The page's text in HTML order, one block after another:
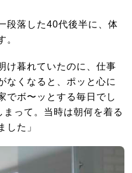
段落した40代後半に、体
。
け暮れていたのに、仕事
なくなると、ポッと心に
でボ〜ッとする毎日でし
って。当時は朝何を着る
した」